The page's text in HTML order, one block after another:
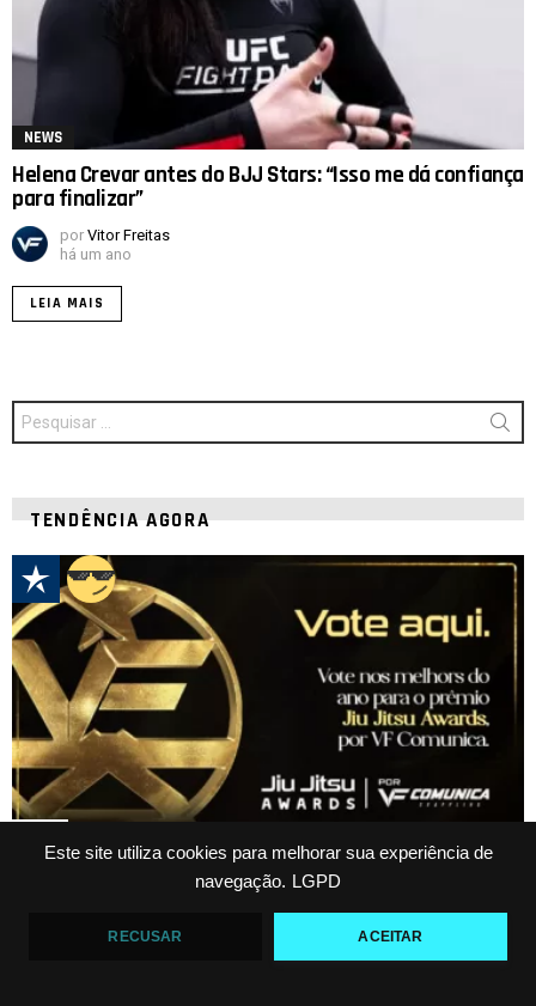
Este site utiliza cookies para melhorar sua experiência de
navegação. LGPD
RECUSAR ACEITAR
NEWS
Helena Crevar antes do BJJ Stars: “Isso me dá confiança
para finalizar”
por Vitor Freitas
há um ano
LEIA MAIS
Procurar
por:
TENDÊNCIA AGORA
Conheça as categorias e todos os indicados ao Prêmio
Jiu-Jitsu Awards por VF Comunica 2024
A temporada 2023 chegou ao fim e agora é o momento de premiar os